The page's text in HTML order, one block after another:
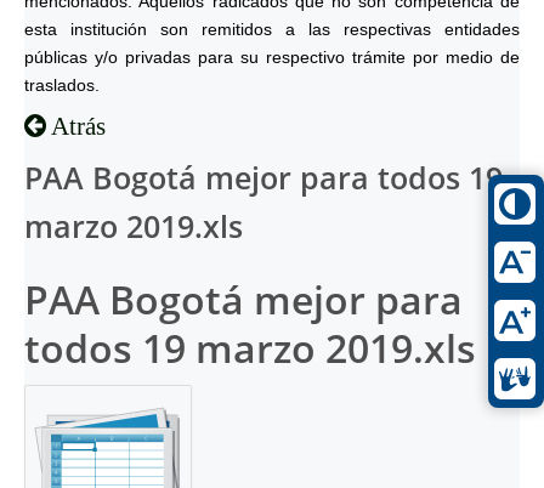
esta institución son remitidos a las respectivas entidades
públicas y/o privadas para su respectivo trámite por medio de
traslados.
Atrás
PAA Bogotá mejor para todos 19
marzo 2019.xls
PAA Bogotá mejor para
todos 19 marzo 2019.xls